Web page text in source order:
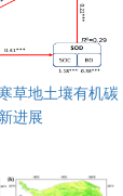
草地土壤有机碳
进展